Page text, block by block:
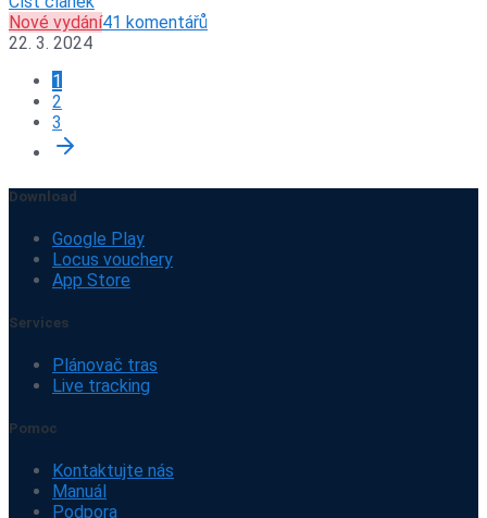
Nové vydání41 komentářů
22. 3. 2024
1
2
3
Download
Google Play
Locus vouchery
App Store
Services
Plánovač tras
Live tracking
Pomoc
Kontaktujte nás
Manuál
Podpora